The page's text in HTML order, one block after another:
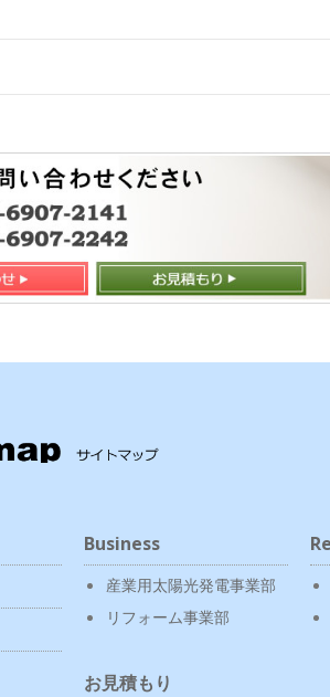
Business
産業用太陽光発電事業部
リフォーム事業部
お見積もり